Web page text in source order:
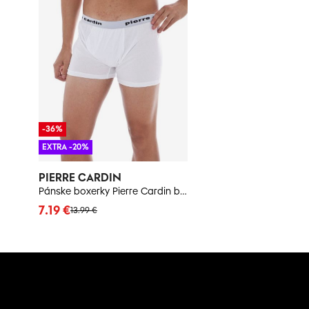
PIERRE CARDIN
Pánske boxerky Pierre Cardin biele
13.99 €
7.19 €
-36%
EXTRA -20%